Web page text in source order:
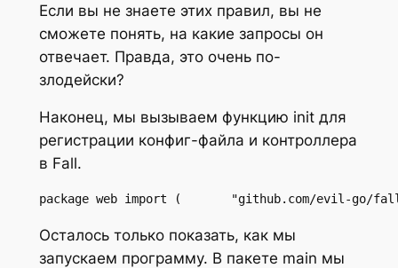
Если вы не знаете этих правил, вы не
сможете понять, на какие запросы он
отвечает. Правда, это очень по-
злодейски?
Наконец, мы вызываем функцию init для
регистрации конфиг-файла и контроллера
в Fall.
package web import (       "github.com/evil-
Осталось только показать, как мы
запускаем программу. В пакете main мы